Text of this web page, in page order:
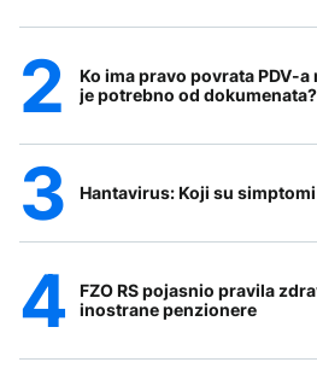
Ko ima pravo povrata PDV-
je potrebno od dokumenata?
Hantavirus: Koji su
FZO RS pojasnio pravila
inostrane penzionere